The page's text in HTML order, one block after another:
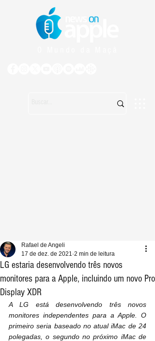
LG estaria desenvolvendo três novos
monitores para a Apple, incluindo um novo Pro
Display XDR
Rafael de Angeli
17 de dez. de 2021 2 min de leitura
A LG está desenvolvendo três novos
monitores independentes para a Apple. O
primeiro seria baseado no atual iMac de 24
polegadas, o segundo no próximo iMac de